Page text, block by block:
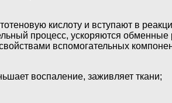
кислоту и вступают в
процесс, ускоряются
вспомогательных
воспаление, заживляет ткани;